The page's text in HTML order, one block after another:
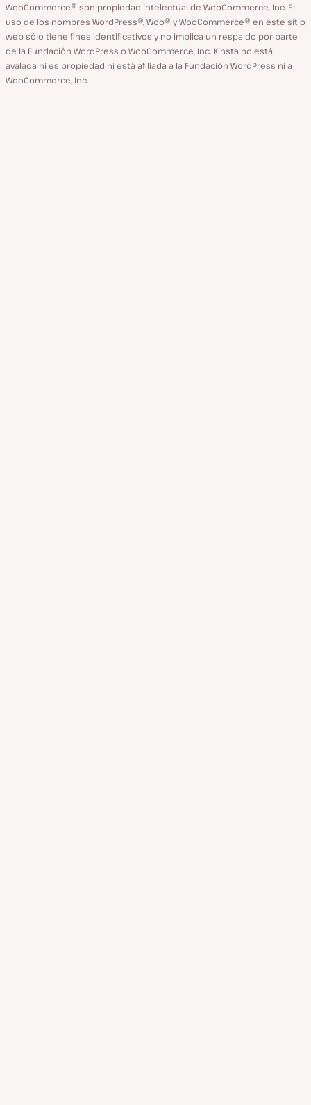
WooCommerce® son propiedad intelectual de WooCommerce, Inc. El
uso de los nombres WordPress®, Woo® y WooCommerce® en este sitio
web sólo tiene fines identificativos y no implica un respaldo por parte
de la Fundación WordPress o WooCommerce, Inc. Kinsta no está
avalada ni es propiedad ni está afiliada a la Fundación WordPress ni a
WooCommerce, Inc.